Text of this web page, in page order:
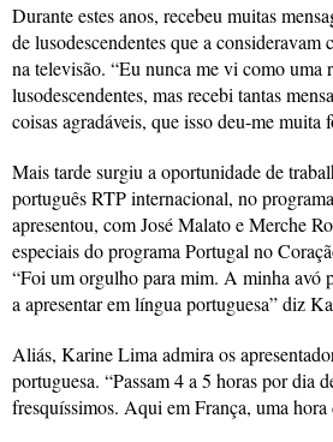
Durante estes anos, recebeu muitas
de lusodescendentes que a consideravam
na televisão. “Eu nunca me vi como uma
lusodescendentes, mas recebi tantas
coisas agradáveis, que isso deu-me muita
Mais tarde surgiu a oportunidade de
português RTP internacional, no
apresentou, com José Malato e Merche
especiais do programa Portugal no
“Foi um orgulho para mim. A minha avó
a apresentar em língua portuguesa” diz
Aliás, Karine Lima admira os
portuguesa. “Passam 4 a 5 horas por dia
fresquíssimos. Aqui em França, uma hora